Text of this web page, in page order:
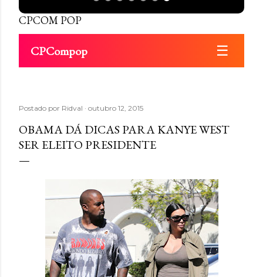
CPCOM POP
CPCompop ☰
Postado por Ridval outubro 12, 2015
OBAMA DÁ DICAS PARA KANYE WEST
SER ELEITO PRESIDENTE